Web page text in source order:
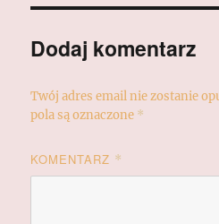
Dodaj komentarz
Twój adres email nie zostanie
pola są oznaczone *
KOMENTARZ *